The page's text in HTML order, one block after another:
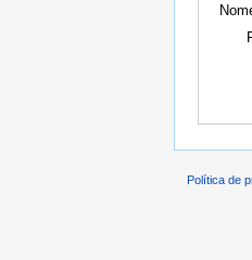
Política de